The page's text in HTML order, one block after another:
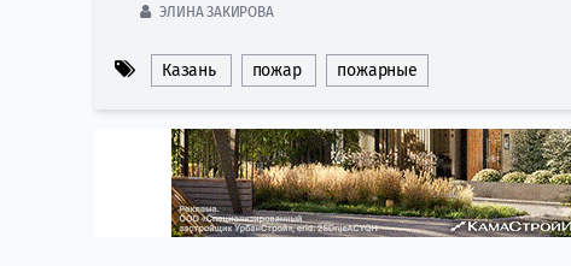
ЭЛИНА ЗАКИРОВА
Казань пожар пожарные